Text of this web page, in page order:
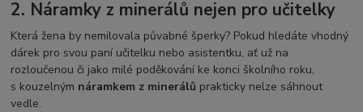
2. Náramky z minerálů nejen pro učitelky
Která žena by nemilovala půvabné šperky? Pokud hledáte vhodný
dárek pro svou paní učitelku nebo asistentku, ať už na
rozloučenou či jako milé poděkování ke konci školního roku,
s kouzelným náramkem z minerálů prakticky nelze sáhnout
vedle.